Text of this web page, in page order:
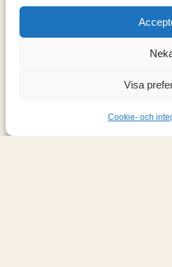
Visa
Cookie- och
Cookie- och integritetspolicy